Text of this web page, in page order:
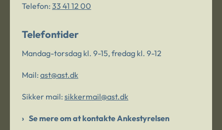
Telefon: 33 41 12 00
Telefontider
Mandag-torsdag kl. 9-15, fredag kl. 9-12
Mail: ast@ast.dk
Sikker mail: sikkermail@ast.dk
Se mere om at kontakte Ankestyrelsen